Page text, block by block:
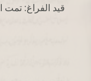
قيد الفراغ: تمت